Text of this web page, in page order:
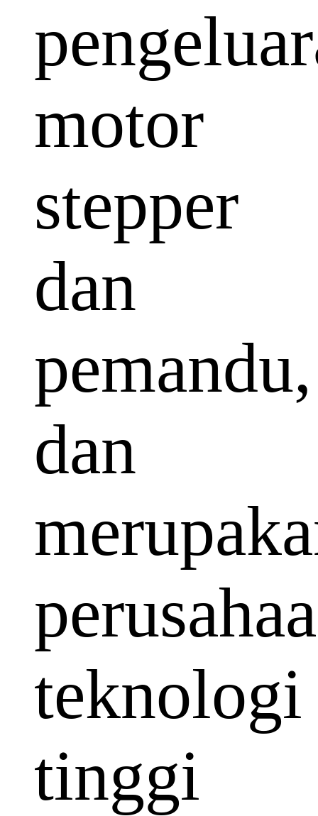
motor
stepper
dan
pemandu,
dan
teknologi
tinggi